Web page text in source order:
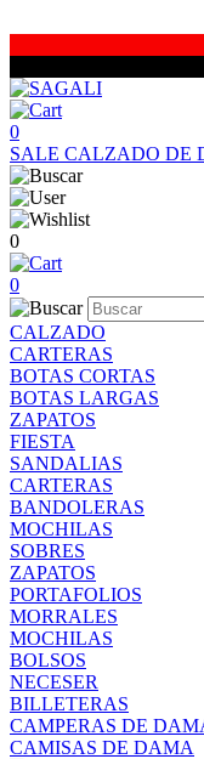
0
SALE CALZADO DE
0
0
CALZADO
CARTERAS
BOTAS CORTAS
BOTAS LARGAS
ZAPATOS
FIESTA
SANDALIAS
CARTERAS
BANDOLERAS
MOCHILAS
SOBRES
ZAPATOS
PORTAFOLIOS
MORRALES
MOCHILAS
BOLSOS
NECESER
BILLETERAS
CAMPERAS DE
CAMISAS DE DAMA